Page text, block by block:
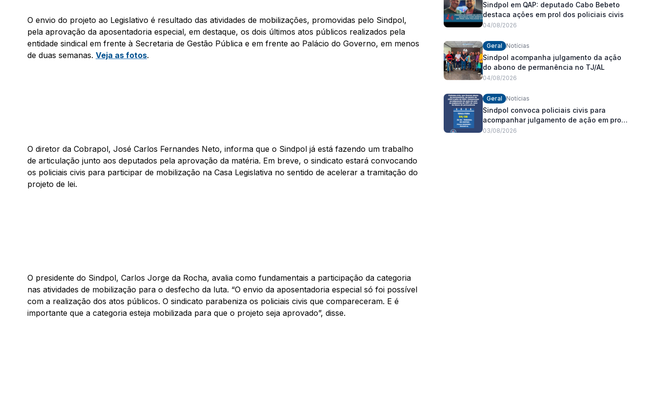
O envio do projeto ao Legislativo é resultado das atividades de mobilizações, promovidas pelo Sindpol,
pela aprovação da aposentadoria especial, em destaque, os dois últimos atos públicos realizados pela
entidade sindical em frente à Secretaria de Gestão Pública e em frente ao Palácio do Governo, em menos
de duas semanas. Veja as fotos.
O diretor da Cobrapol, José Carlos Fernandes Neto, informa que o Sindpol já está fazendo um trabalho
de articulação junto aos deputados pela aprovação da matéria. Em breve, o sindicato estará convocando
os policiais civis para participar de mobilização na Casa Legislativa no sentido de acelerar a tramitação do
projeto de lei.
O presidente do Sindpol, Carlos Jorge da Rocha, avalia como fundamentais a participação da categoria
nas atividades de mobilização para o desfecho da luta. “O envio da aposentadoria especial só foi possível
com a realização dos atos públicos. O sindicato parabeniza os policiais civis que compareceram. E é
importante que a categoria esteja mobilizada para que o projeto seja aprovado”, disse.
Sindpol em QAP: deputado Cabo Bebeto
destaca ações em prol dos policiais civis
04/08/2026
Geral Notícias
Sindpol acompanha julgamento da ação
do abono de permanência no TJ/AL
04/08/2026
Geral Notícias
Sindpol convoca policiais civis para
acompanhar julgamento de ação em prol
do pagamento de 100% do abono de
03/08/2026